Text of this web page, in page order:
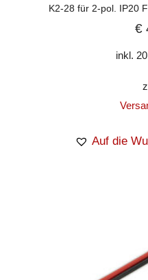
K2-28 für 2-pol. IP20
€
inkl.
Auf die